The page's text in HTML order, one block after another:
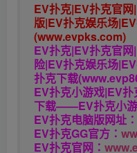
EV扑克|EV扑克官
版|EV扑克娱乐场
(www.evpks.com)
EV扑克|EV扑克官
险|EV扑克娱乐场
扑克下载
EV扑克小游戏|EV
下载——EV扑克小
EV扑克电脑版网址：
EV扑克GG官方：
EV扑克官网：